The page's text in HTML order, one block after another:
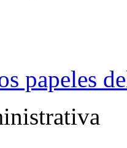
papeles